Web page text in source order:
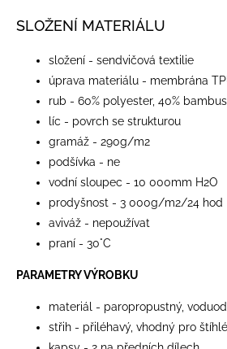
SLOŽENÍ MATERIÁLU
složení - sendvičová textilie
úprava materiálu - membrána
rub - 60% polyester, 40% bambus
líc - povrch se strukturou
gramáž - 290g/m2
podšívka - ne
vodní sloupec - 10 000mm H2O
prodyšnost - 3 000g/m2/24 hod
aviváž - nepoužívat
praní - 30°C
PARAMETRY VÝROBKU
materiál - paropropustný,
střih - přiléhavý, vhodný pro